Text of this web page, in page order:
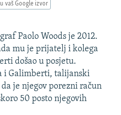
vaš Google izvor
Paolo Woods je 2012.
mu je prijatelj i kolega
došao u posjetu.
i Galimberti, talijanski
je njegov porezni račun
50 posto njegovih